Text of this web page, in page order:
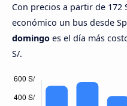
Con precios a partir de 172
económico un bus desde
domingo es el día más
S/.